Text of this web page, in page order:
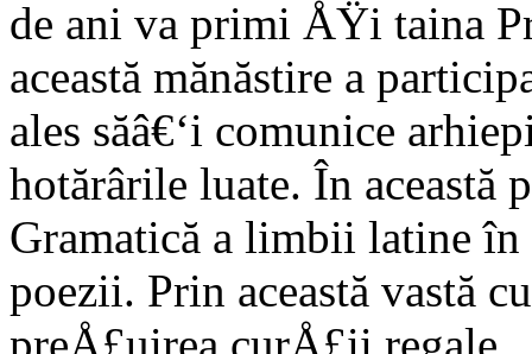
de ani va primi ÅŸi taina
această mănăstire a
ales săâ€‘i comunice
hotărârile luate. În această
Gramatică a limbii latine
poezii. Prin această vastă